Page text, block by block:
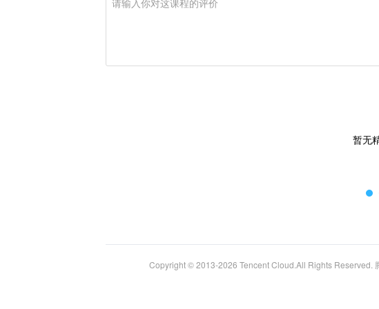
暂无
Copyright © 2013-2026 Tencent Cloud. All Rights Reserved.